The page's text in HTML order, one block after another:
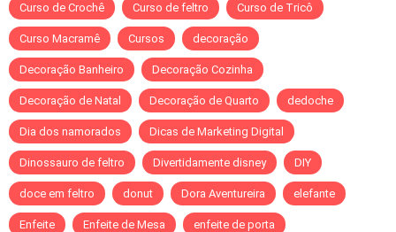
Curso de Crochê Curso de feltro Curso de Tricô
Curso Macramê Cursos decoração
Decoração Banheiro Decoração Cozinha
Decoração de Natal Decoração de Quarto dedoche
Dia dos namorados Dicas de Marketing Digital
Dinossauro de feltro Divertidamente disney DIY
doce em feltro donut Dora Aventureira elefante
Enfeite Enfeite de Mesa enfeite de porta